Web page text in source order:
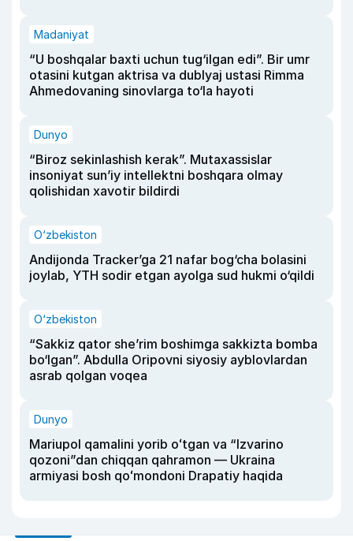
Madaniyat
“U boshqalar baxti uchun tug‘ilgan edi”. Bir umr
otasini kutgan aktrisa va dublyaj ustasi Rimma
Ahmedovaning sinovlarga to‘la hayoti
Dunyo
“Biroz sekinlashish kerak”. Mutaxassislar
insoniyat sun’iy intellektni boshqara olmay
qolishidan xavotir bildirdi
O‘zbekiston
Andijonda Tracker’ga 21 nafar bog‘cha bolasini
joylab, YTH sodir etgan ayolga sud hukmi o‘qildi
O‘zbekiston
“Sakkiz qator she’rim boshimga sakkizta bomba
bo‘lgan”. Abdulla Oripovni siyosiy ayblovlardan
asrab qolgan voqea
Dunyo
Mariupol qamalini yorib oʻtgan va “Izvarino
qozoni”dan chiqqan qahramon — Ukraina
armiyasi bosh qoʻmondoni Drapatiy haqida